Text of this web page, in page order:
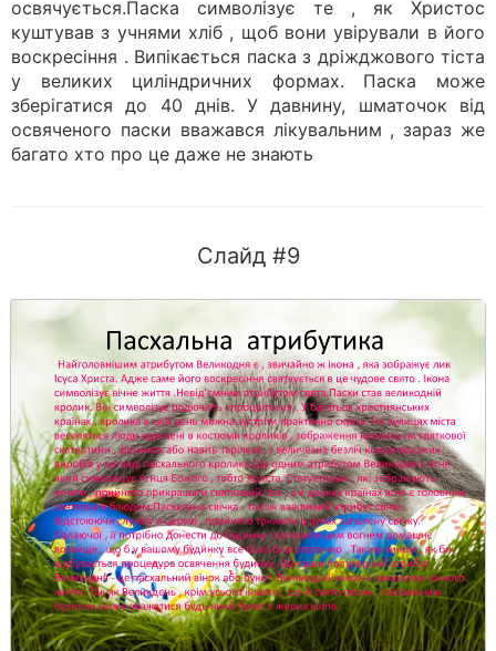
освячується.Паска символізує те , як Христос
куштував з учнями хліб , щоб вони увірували в його
воскресіння . Випікається паска з дріжджового тіста
у великих циліндричних формах. Паска може
зберігатися до 40 днів. У давнину, шматочок від
освяченого паски вважався лікувальним , зараз же
багато хто про це даже не знають
Слайд #9